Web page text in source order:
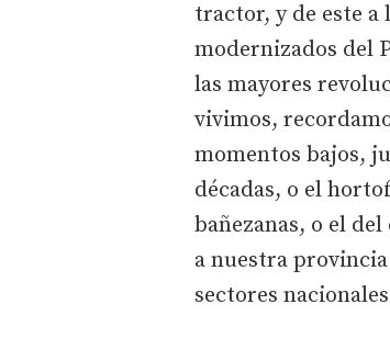
tractor, y de este a
modernizados del
las mayores
vivimos,
momentos bajos,
décadas, o el
bañezanas, o el
a nuestra
sectores